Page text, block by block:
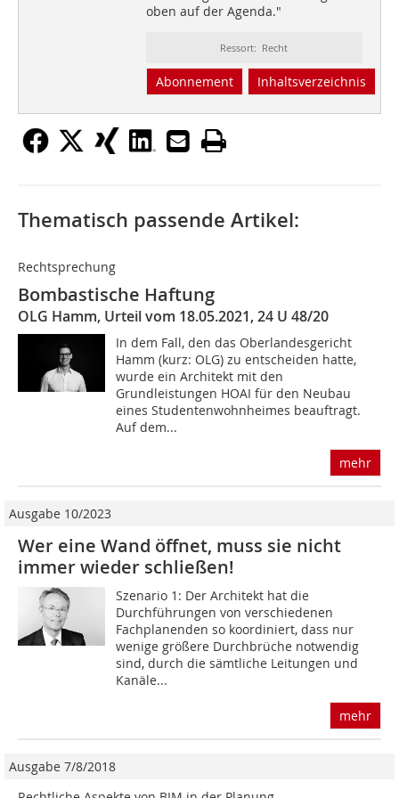
oben auf der Agenda."
Ressort: Recht
Abonnement Inhaltsverzeichnis
Thematisch passende Artikel:
Rechtsprechung
Bombastische Haftung
OLG Hamm, Urteil vom 18.05.2021, 24 U 48/20
In dem Fall, den das Oberlandesgericht
Hamm (kurz: OLG) zu entscheiden hatte,
wurde ein Architekt mit den
Grundleistungen HOAI für den Neubau
eines Studentenwohnheimes beauftragt.
Auf dem...
mehr
Ausgabe 10/2023
Wer eine Wand öffnet, muss sie nicht
immer wieder schließen!
Szenario 1: Der Architekt hat die
Durchführungen von verschiedenen
Fachplanenden so koordiniert, dass nur
wenige größere Durchbrüche notwendig
sind, durch die sämtliche Leitungen und
Kanäle...
mehr
Ausgabe 7/8/2018